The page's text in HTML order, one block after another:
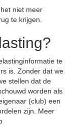
niet meer
te krijgen.
te
is. Zonder dat we
stellen dat de
worden als
(club) een
zijn. Meer